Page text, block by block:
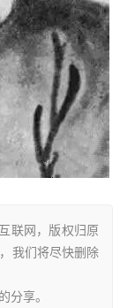
联网，版权归原
我们将尽快删除
分享。